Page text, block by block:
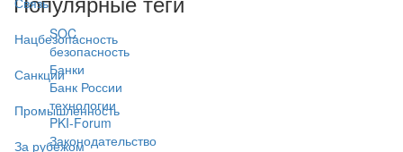
Нацбезопасность
Санкции
Промышленность
За рубежом
SOC
безопасность
Банки
Банк России
технологии
PKI-Forum
Законодательство